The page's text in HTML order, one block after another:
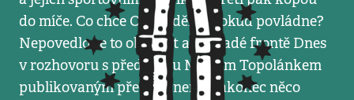
do míče. Co chce ODS udělat, pokud povládne?
Nepovedlo se to objasnit ani Mladé frontě Dnes
v rozhovoru s předsedou Mirkem Topolánkem
publikovaným před týdnem. Nakonec něco